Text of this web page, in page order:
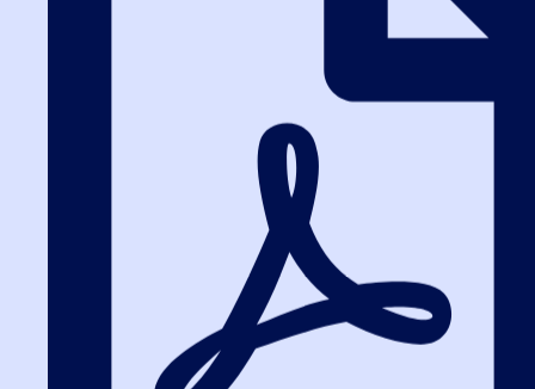
Разработайте четкие, измеримые критерии оценки. Каждый
критерий должен быть детально описан в документации. Это
минимизирует споры и жалобы в ФАС.
6. Нужно ли проходить обучение,
чтобы правильно выбирать
Да, это необходимо. Законодательство постоянно меняется, и
без системного обучения легко допустить ошибку. Рекомендуем
обратить внимание на курсы для заказчиков по 44-ФЗ
помогут разобраться во всех тонкостях.